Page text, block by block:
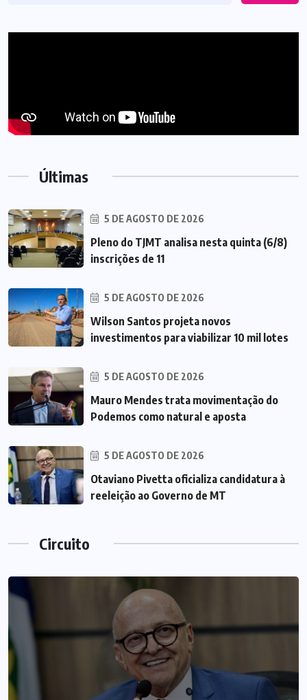
Últimas
5 DE AGOSTO DE 2026
Pleno do TJMT analisa nesta quinta (6/8)
inscrições de 11
5 DE AGOSTO DE 2026
Wilson Santos projeta novos
investimentos para viabilizar 10 mil lotes
5 DE AGOSTO DE 2026
Mauro Mendes trata movimentação do
Podemos como natural e aposta
5 DE AGOSTO DE 2026
Otaviano Pivetta oficializa candidatura à
reeleição ao Governo de MT
Circuito